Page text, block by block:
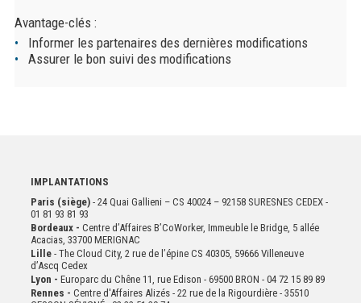
Avantage-clés :
Informer les partenaires des dernières modifications
Assurer le bon suivi des modifications
IMPLANTATIONS
Paris (siège) - 24 Quai Gallieni – CS 40024 – 92158 SURESNES CEDEX -
01 81 93 81 93
Bordeaux - Centre d’Affaires B’CoWorker, Immeuble le Bridge, 5 allée
Acacias, 33700 MERIGNAC
Lille- The Cloud City, 2 rue de l’épine CS 40305, 59666 Villeneuve
d’Ascq Cedex
Lyon - Europarc du Chêne 11, rue Edison - 69500 BRON - 04 72 15 89 89
Rennes - Centre d'Affaires Alizés - 22 rue de la Rigourdière - 35510